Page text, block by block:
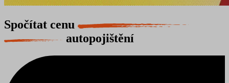
Spočítat cenu
autopojištění